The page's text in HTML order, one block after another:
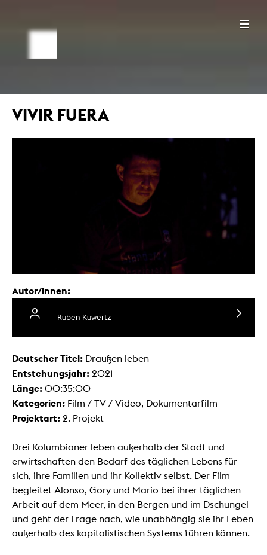
VIVIR FUERA
Autor/innen:
Ruben Kuwertz
Deutscher Titel: Draußen leben
Entstehungsjahr: 2021
Länge: 00:35:00
Kategorien: Film / TV / Video, Dokumentarfilm
Projektart: 2. Projekt
Drei Kolumbianer leben außerhalb der Stadt und
erwirtschaften den Bedarf des täglichen Lebens für
sich, ihre Familien und ihr Kollektiv selbst. Der Film
begleitet Alonso, Gory und Mario bei ihrer täglichen
Arbeit auf dem Meer, in den Bergen und im Dschungel
und geht der Frage nach, wie unabhängig sie ihr Leben
außerhalb des kapitalistischen Systems führen können.